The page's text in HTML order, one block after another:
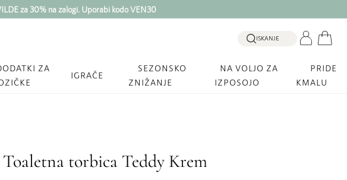
za 30% na zalogi. Uporabi kodo VEN30
ISKANJE
ZA
IGRAČE
SEZONSKO
ZNIŽANJE
NA VOLJO ZA
IZPOSOJO
PRIDE
KMALU
torbica Teddy Krem